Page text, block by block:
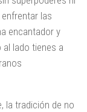
las
encantador y
lado tienes a
la tradición de no